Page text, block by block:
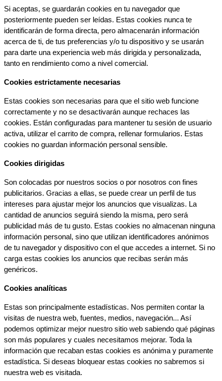
Si aceptas, se guardarán cookies en tu navegador que
posteriormente pueden ser leídas. Estas cookies nunca te
identificarán de forma directa, pero almacenarán información
acerca de ti, de tus preferencias y/o tu dispositivo y se usarán
para darte una experiencia web más dirigida y personalizada,
tanto en rendimiento como a nivel comercial.
Cookies estrictamente necesarias
Estas cookies son necesarias para que el sitio web funcione
correctamente y no se desactivarán aunque rechaces las
cookies. Están configuradas para mantener tu sesión de usuario
activa, utilizar el carrito de compra, rellenar formularios. Estas
cookies no guardan información personal sensible.
Cookies dirigidas
Son colocadas por nuestros socios o por nosotros con fines
publicitarios. Gracias a ellas, se puede crear un perfil de tus
intereses para ajustar mejor los anuncios que visualizas. La
cantidad de anuncios seguirá siendo la misma, pero será
publicidad más de tu gusto. Estas cookies no almacenan ninguna
información personal, sino que utilizan identificadores anónimos
de tu navegador y dispositivo con el que accedes a internet. Si no
carga estas cookies los anuncios que recibas serán más
genéricos.
Cookies analíticas
Estas son principalmente estadísticas. Nos permiten contar la
visitas de nuestra web, fuentes, medios, navegación... Así
podemos optimizar mejor nuestro sitio web sabiendo qué páginas
son más populares y cuales necesitamos mejorar. Toda la
información que recaban estas cookies es anónima y puramente
estadística. Si deseas bloquear estas cookies no sabremos si
nuestra web es visitada.